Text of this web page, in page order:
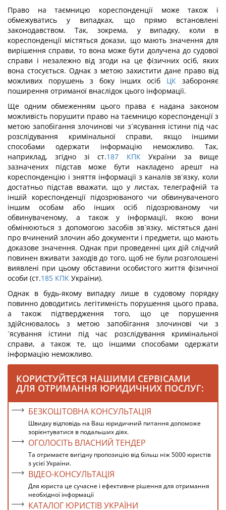
Право на таємницю кореспонденції може також і
обмежуватись у випадках, що прямо встановлені
законодавством. Так, зокрема, у випадку, коли в
кореспонденції містяться докази, що мають значення для
вирішення справи, то вона може бути долучена до судової
справи і незалежно від згоди на це фізичних осіб, яких
вона стосується. Однак з метою захистити дане право від
можливих порушень з боку інших осіб
ЦК забороняє
поширення отриманої внаслідок цього інформації.
Ще одним обмеженням цього права є надана законом
можливість порушити право на таємницю кореспонденції з
метою запобігання злочинові чи з´ясування істини під час
розслідування кримінальної справи, якщо іншими
способами одержати інформацію неможливо. Так,
наприклад, згідно зі ст.187 КПКУкраїни за вище
зазначених підстав може бути накладено арешт на
кореспонденцію і зняття інформації з каналів зв´язку, коли
достатньо підстав вважати, що у листах, телеграфній та
іншій кореспонденції підозрюваного чи обвинуваченого
іншим особам або інших осіб підозрюваному чи
обвинуваченому, а також у інформації, якою вони
обмінюються з допомогою засобів зв´язку, містяться дані
про вчинений злочин або документи і предмети, що мають
доказове значення. Однак при проведенні цих дій слідчий
повинен вживати заходів до того, щоб не були розголошені
виявлені при цьому обставини особистого життя фізичної
особи (ст.185 КПК України).
Однак в будь-якому випадку лише в судовому порядку
повинно доводитись легітимність порушення цього права,
а також підтвердження того, що це порушення
здійснювалось з метою запобігання злочинові чи з
´ясування істини під час розслідування кримінальної
справи, а також те, що іншими способами одержати
інформацію неможливо.
КОРИСТУЙТЕСЯ НАШИМИ СЕРВІСАМИ
ДЛЯ ОТРИМАННЯ ЮРИДИЧНИХ ПОСЛУГ:
БЕЗКОШТОВНА КОНСУЛЬТАЦІЯ
Швидку відповідь на Ваш юридичний питання допоможе
зорієнтуватися в подальших діях.
ОГОЛОСІТЬ ВЛАСНИЙ ТЕНДЕР
Та отримаєте вигідну пропозицію від більш ніж 5000 юристів
з усієї України.
ВІДЕО-КОНСУЛЬТАЦІЯ
Для юриста це сучасне і ефективне рішення для отримання
необхідної інформації
КАТАЛОГ ЮРИСТІВ УКРАЇНИ